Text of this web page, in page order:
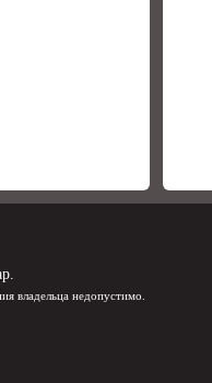
владельца недопустимо.